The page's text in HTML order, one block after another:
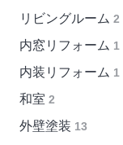
リビングルーム 2
内窓リフォーム 1
内装リフォーム 1
和室 2
外壁塗装 13